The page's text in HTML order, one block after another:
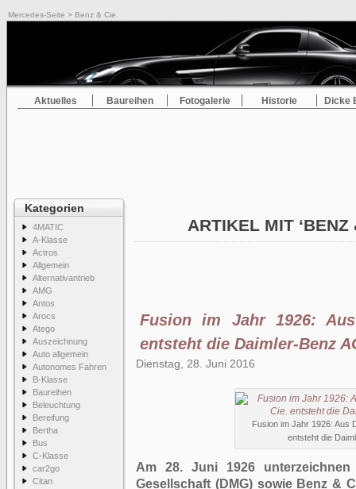
Mercedes-Seite > Benz & Cie.
Aktuelles Baureihen Fotogalerie Historie Dicke
Kategorien
4MATIC
A-Klasse
Actros
Allgemein
Alternativantrieb
AMG
Antos
Arocs
Atego
Auszeichnung
Auto allgemein
Autonomes Fahren
B-Klasse
Baureihen
Beleuchtung
Bereifung
Bertha
Bus
C-Klasse
car2go
Citan
ARTIKEL MIT ‘BENZ
Fusion im Jahr 1926:
entsteht die Daimler-Benz
Dienstag, 28. Juni 2016
Fusion im Jahr 1926: Aus
entsteht die
Am 28. Juni 1926 unterzeichnen
Gesellschaft (DMG) sowie Benz &